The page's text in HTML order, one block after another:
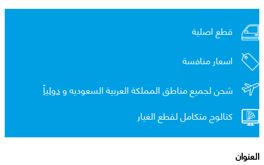
قطع اصلية
اسعار منافسة
شحن لجميع مناطق المملكة العربية السعوديه ودولياً
كتالوج متكامل لقطع الغيار
العنوان